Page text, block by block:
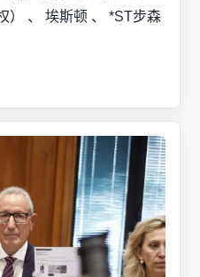
） 、 埃斯顿 、 *ST步森